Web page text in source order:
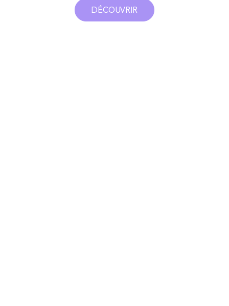
digne d’un tableau Pinterest qui fait rêver. Les flûtes
scintillent, les guirlandes clignotent à un rythme
DÉCOUVRIR